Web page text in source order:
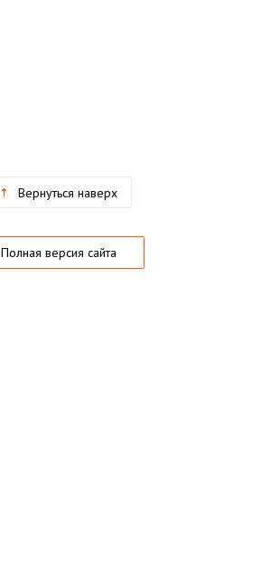
Вернуться наверх
Полная версия сайта